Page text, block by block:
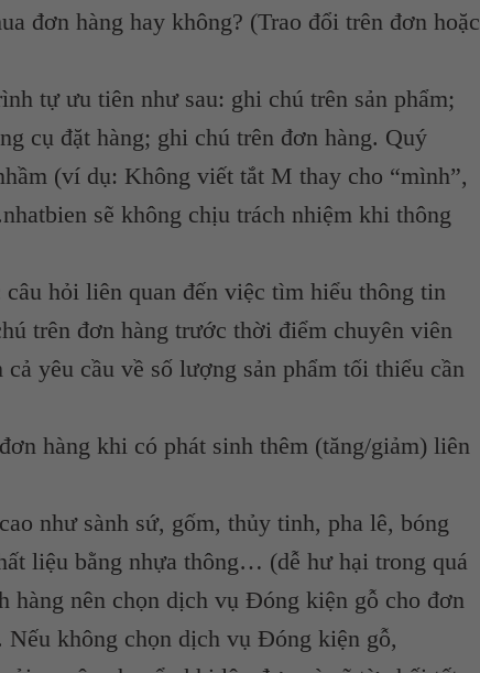
đơn hàng hay không? (Trao đổi trên đơn hoặc
tự ưu tiên như sau: ghi chú trên sản phẩm;
cụ đặt hàng; ghi chú trên đơn hàng. Quý
(ví dụ: Không viết tắt M thay cho “mình”,
sẽ không chịu trách nhiệm khi thông
hỏi liên quan đến việc tìm hiểu thông tin
trên đơn hàng trước thời điểm chuyên viên
yêu cầu về số lượng sản phẩm tối thiểu cần
hàng khi có phát sinh thêm (tăng/giảm) liên
như sành sứ, gốm, thủy tinh, pha lê, bóng
liệu bằng nhựa thông… (dễ hư hại trong quá
nên chọn dịch vụ Đóng kiện gỗ cho đơn
không chọn dịch vụ Đóng kiện gỗ,